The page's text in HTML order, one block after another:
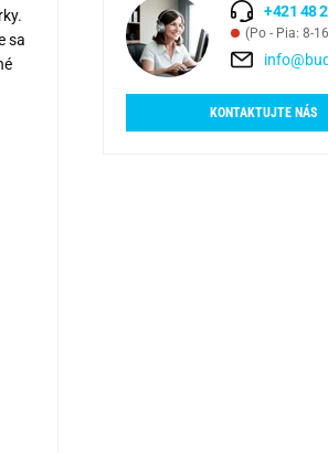
sa
+421 48
(Po - Pia: 8-
KONTAKTUJTE NÁS